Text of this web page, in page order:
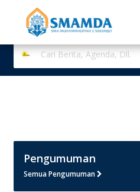
Pengumuman
Semua Pengumuman